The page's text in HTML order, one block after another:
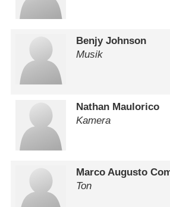
Benjy Johnson
Musik
Nathan Maulorico
Kamera
Marco Augusto
Ton